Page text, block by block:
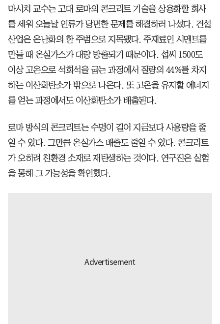
마시치 교수는 고대 로마의 콘크리트 기술을 상용화할 회사
를 세워 오늘날 인류가 당면한 문제를 해결하러 나섰다. 건설
산업은 온난화의 한 주범으로 지목됐다. 주재료인 시멘트를
만들 때 온실가스가 대량 방출되기 때문이다. 섭씨 1500도
이상 고온으로 석회석을 굽는 과정에서 질량의 44%를 차지
하는 이산화탄소가 밖으로 나온다. 또 고온을 유지할 에너지
를 얻는 과정에서도 이산화탄소가 배출된다.
로마 방식의 콘크리트는 수명이 길어 지금보다 사용량을 줄
일 수 있다. 그만큼 온실가스 배출도 줄일 수 있다. 콘크리트
가 오히려 친환경 소재로 재탄생하는 것이다. 연구진은 실험
을 통해 그 가능성을 확인했다.